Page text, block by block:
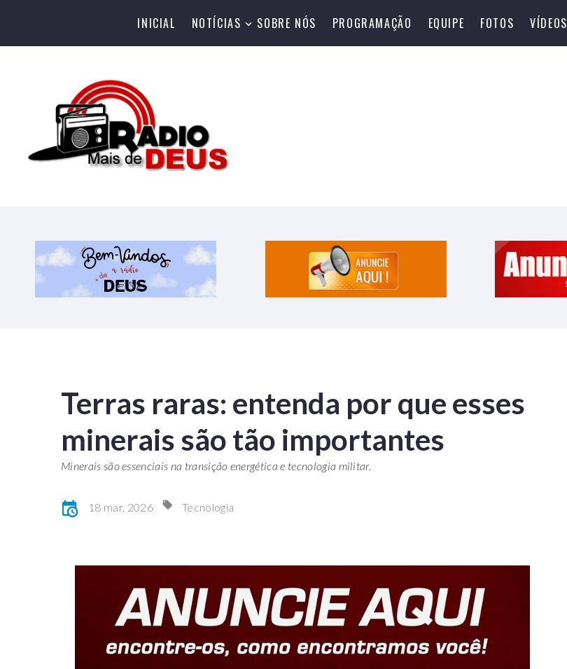
INICIAL NOTÍCIAS SOBRE NÓS PROGRAMAÇÃO EQUIPE FOTOS VÍDEOS
Terras raras: entenda por que esses
minerais são tão importantes
Minerais são essenciais na transição energética e tecnologia militar.
18 mar, 2026 Tecnologia